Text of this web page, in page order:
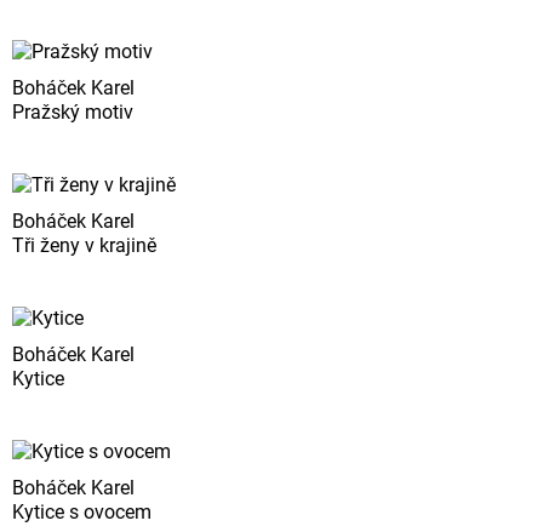
Boháček Karel
Pražský motiv
Boháček Karel
Tři ženy v krajině
Boháček Karel
Kytice
Boháček Karel
Kytice s ovocem